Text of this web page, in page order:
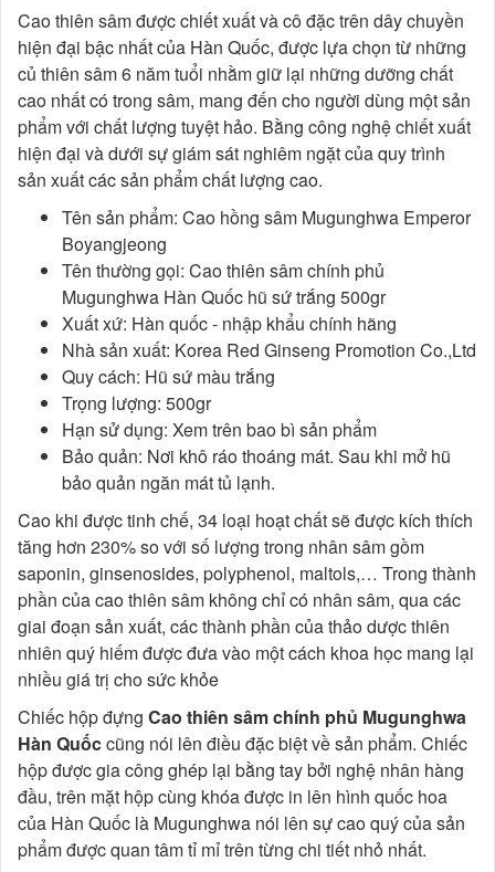
Cao thiên sâm được chiết xuất và cô đặc trên dây chuyền
hiện đại bậc nhất của Hàn Quốc, được lựa chọn từ những
củ thiên sâm 6 năm tuổi nhằm giữ lại những dưỡng chất
cao nhất có trong sâm, mang đến cho người dùng một sản
phẩm với chất lượng tuyệt hảo. Bằng công nghệ chiết xuất
hiện đại và dưới sự giám sát nghiêm ngặt của quy trình
sản xuất các sản phẩm chất lượng cao.
Tên sản phẩm: Cao hồng sâm Mugunghwa Emperor
Boyangjeong
Tên thường gọi: Cao thiên sâm chính phủ
Mugunghwa Hàn Quốc hũ sứ trắng 500gr
Xuất xứ: Hàn quốc - nhập khẩu chính hãng
Nhà sản xuất: Korea Red Ginseng Promotion Co.,Ltd
Quy cách: Hũ sứ màu trắng
Trọng lượng: 500gr
Hạn sử dụng: Xem trên bao bì sản phẩm
Bảo quản: Nơi khô ráo thoáng mát. Sau khi mở hũ
bảo quản ngăn mát tủ lạnh.
Cao khi được tinh chế, 34 loại hoạt chất sẽ được kích thích
tăng hơn 230% so với số lượng trong nhân sâm gồm
saponin, ginsenosides, polyphenol, maltols,… Trong thành
phần của cao thiên sâm không chỉ có nhân sâm, qua các
giai đoạn sản xuất, các thành phần của thảo dược thiên
nhiên quý hiếm được đưa vào một cách khoa học mang lại
nhiều giá trị cho sức khỏe
Chiếc hộp đựng Cao thiên sâm chính phủ Mugunghwa
Hàn Quốccũng nói lên điều đặc biệt về sản phẩm. Chiếc
hộp được gia công ghép lại bằng tay bởi nghệ nhân hàng
đầu, trên mặt hộp cùng khóa được in lên hình quốc hoa
của Hàn Quốc là Mugunghwa nói lên sự cao quý của sản
phẩm được quan tâm tỉ mỉ trên từng chi tiết nhỏ nhất.